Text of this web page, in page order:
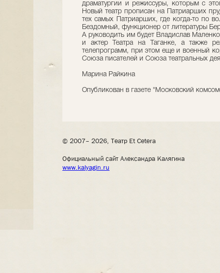
драматургии и режиссуры, которым с
Новый театр прописан на Патриарших
тех самых Патриарших, где когда-то по
Бездомный, функционер от литературы
А руководить им будет Владислав
и актер Театра на Таганке, а также
телепрограмм, при этом еще и военный
Союза писателей и Союза театральных
Марина Райкина
Опубликован в газете "Московский
© 2007– 2026, Театр Et Cetera
Официальный сайт Александра Калягина
www.kalyagin.ru